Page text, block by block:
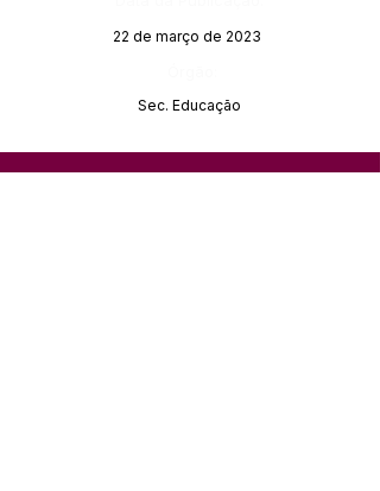
22 de março de 2023
Sec. Educação